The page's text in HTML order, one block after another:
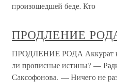
произошедшей беде. Кто
ПРОДЛЕНИЕ
ПРОДЛЕНИЕ РОДА Аккурат
ли прописные истины? —
Саксофонова. — Ничего не